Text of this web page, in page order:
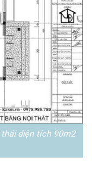
diện tích 90m2